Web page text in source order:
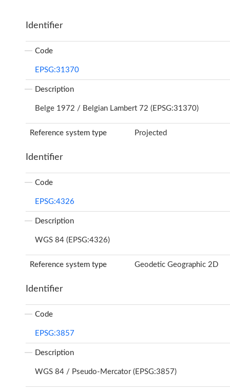
Identifier
Code
EPSG:31370
Description
Belge 1972 / Belgian Lambert 72 (EPSG:31370)
Reference system type Projected
Identifier
Code
EPSG:4326
Description
WGS 84 (EPSG:4326)
Reference system type Geodetic Geographic 2D
Identifier
Code
EPSG:3857
Description
WGS 84 / Pseudo-Mercator (EPSG:3857)